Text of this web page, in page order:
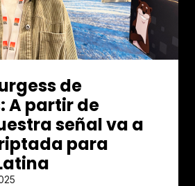
de
A partir de
señal va a
para